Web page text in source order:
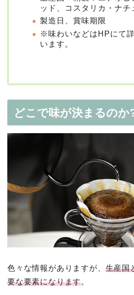
ッド、コスタリカ・ナチ
製造日、賞味期限
※味わいなどはHPにて
います。
どこで味が決まるのか
色々な情報がありますが、 生産国
要な要素になります。